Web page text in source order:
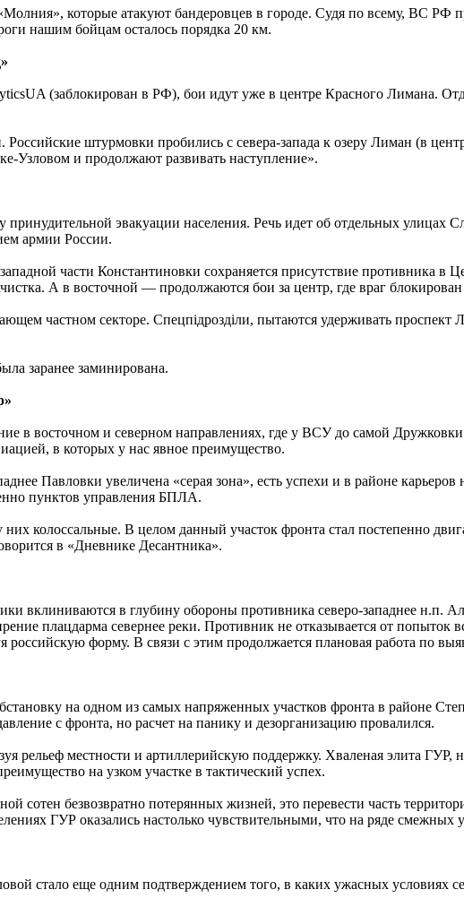
которые атакуют бандеровцев в городе. Судя по всему, ВС РФ
нашим бойцам осталось порядка 20 км.
(заблокирован в РФ), бои идут уже в центре Красного Лимана.
Российские штурмовки пробились с севера-запада к озеру Лиман (в
Узловом и продолжают развивать наступление».
эвакуации населения. Речь идет об отдельных улицах
армии России.
части Константиновки сохраняется присутствие противника в
А в восточной — продолжаются бои за центр, где враг
частном секторе. Спецпідрозділи, пытаются удерживать проспект
заранее заминирована.
в восточном и северном направлениях, где у ВСУ до самой
в которых у нас явное преимущество.
Павловки увеличена «серая зона», есть успехи и в районе
пунктов управления БПЛА.
колоссальные. В целом данный участок фронта стал постепенно
в «Дневнике Десантника».
вклиниваются в глубину обороны противника северо-западнее н.п.
плацдарма севернее реки. Противник не отказывается от попыток
российскую форму. В связи с этим продолжается плановая работа по
на одном из самых напряженных участков фронта в районе
с фронта, но расчет на панику и дезорганизацию провалился.
рельеф местности и артиллерийскую поддержку. Хваленая элита
на узком участке в тактический успех.
сотен безвозвратно потерянных жизней, это перевести часть
ГУР оказались настолько чувствительными, что на ряде
стало еще одним подтверждением того, в каких ужасных условиях